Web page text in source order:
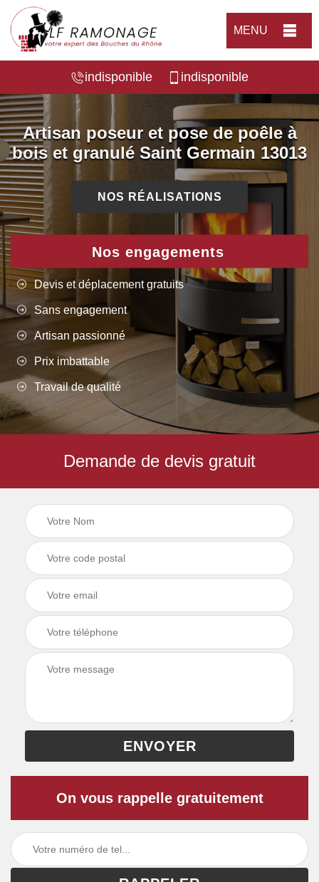
MENU
indisponible indisponible
Artisan poseur et pose de poêle à
bois et granulé Saint Germain 13013
NOS RÉALISATIONS
Nos engagements
Devis et déplacement gratuits
Sans engagement
Artisan passionné
Prix imbattable
Travail de qualité
Demande de devis gratuit
On vous rappelle gratuitement